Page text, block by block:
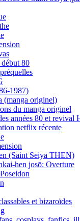
début 80
1987)
(manga originel)
du manga originel
années 80 et revival
netflix récente
(Saint Seiya THEN)
hen josō: Overture
et bizaroïdes